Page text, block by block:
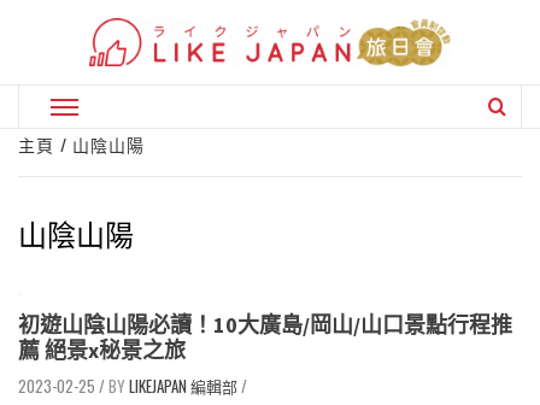
Primary
Menu
主頁 山陰山陽
山陰山陽
初遊山陰山陽必讀！10大廣島/岡山/山口景點行程推
薦 絕景x秘景之旅
2023-02-25 / LIKEJAPAN 編輯部/